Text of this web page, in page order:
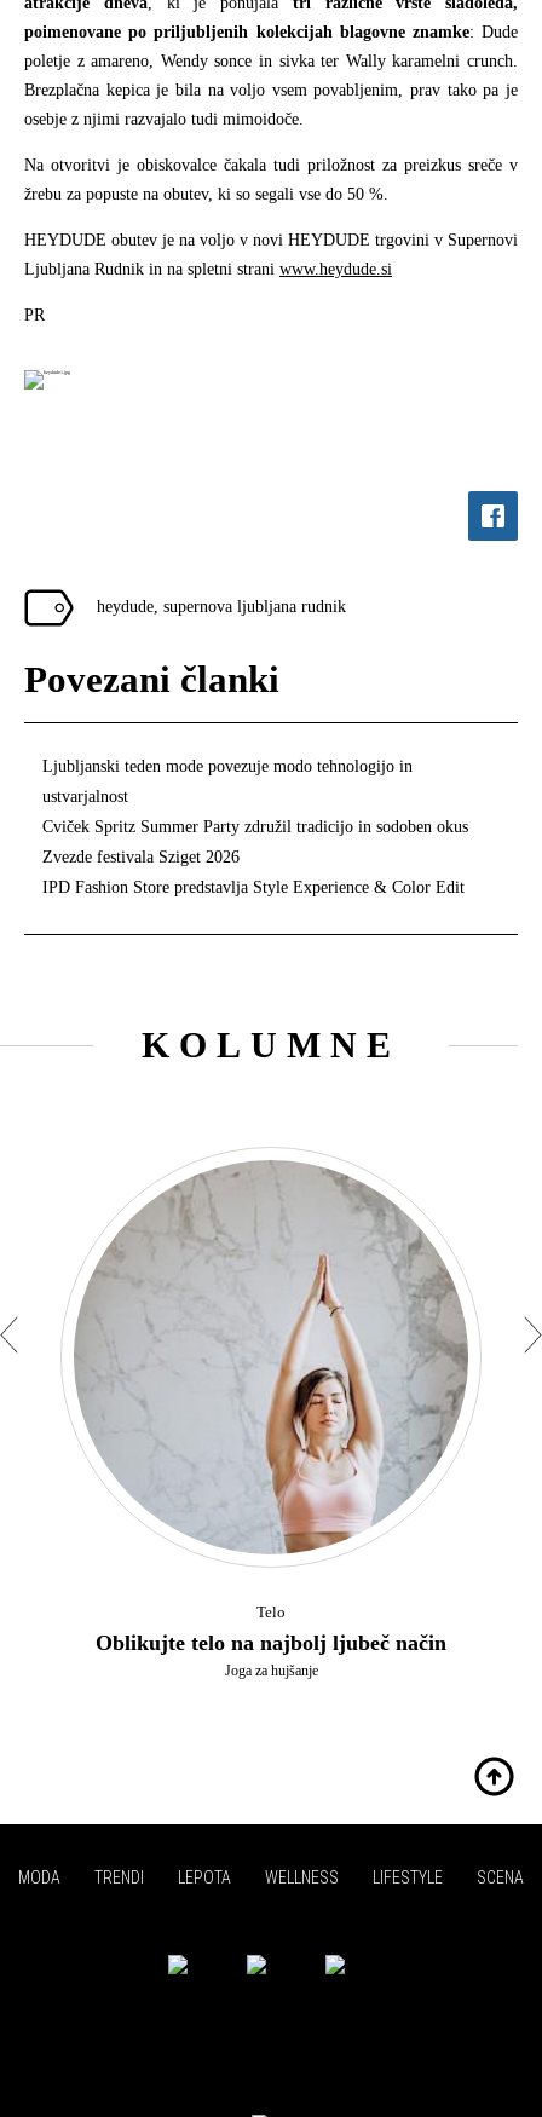
poimenovane po priljubljenih kolekcijah blagovne znamke: Dude
poletje z amareno, Wendy sonce in sivka ter Wally karamelni crunch.
Brezplačna kepica je bila na voljo vsem povabljenim, prav tako pa je
osebje z njimi razvajalo tudi mimoidoče.
Na otvoritvi je obiskovalce čakala tudi priložnost za preizkus sreče v
žrebu za popuste na obutev, ki so segali vse do 50 %.
HEYDUDE obutev je na voljo v novi HEYDUDE trgovini v Supernovi
Ljubljana Rudnik in na spletni strani www.heydude.si
PR
heydude, supernova ljubljana rudnik
Povezani članki
Ljubljanski teden mode povezuje modo tehnologijo in
ustvarjalnost
Cviček Spritz Summer Party združil tradicijo in sodoben okus
Zvezde festivala Sziget 2026
IPD Fashion Store predstavlja Style Experience & Color Edit
KOLUMNE
Telo
Oblikujte telo na najbolj ljubeč način
Joga za hujšanje
MODA TRENDI LEPOTA WELLNESS LIFESTYLE SCENA